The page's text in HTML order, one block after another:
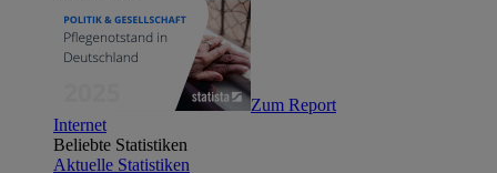
Zum Report
Internet
Beliebte Statistiken
Aktuelle Statistiken